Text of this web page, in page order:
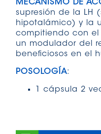
MECANISMO DE
supresión de la LH
hipotalámico) y la
compitiendo con el
un modulador del
beneficiosos en el
POSOLOGÍA:
1 cápsula 2